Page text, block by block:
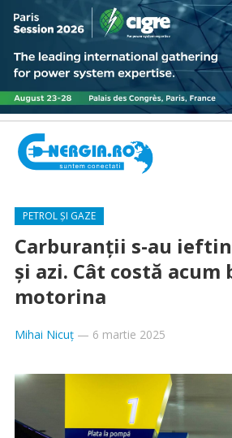
PETROL ȘI GAZE
Carburanții s-au
și azi. Cât costă acum
motorina
Mihai Nicuț— 6 martie 2025